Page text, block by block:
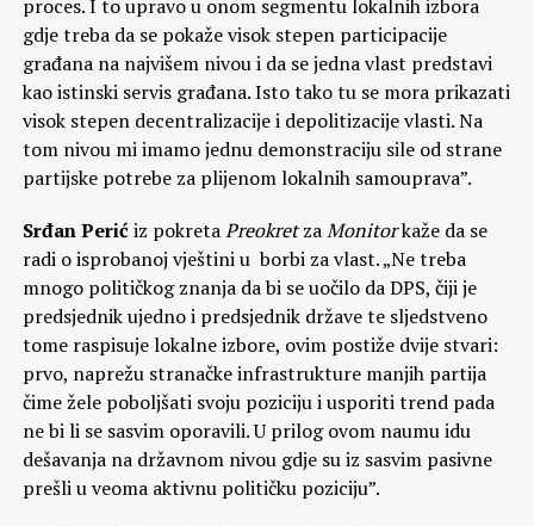
proces. I to upravo u onom segmentu lokalnih izbora
gdje treba da se pokaže visok stepen participacije
građana na najvišem nivou i da se jedna vlast predstavi
kao istinski servis građana. Isto tako tu se mora prikazati
visok stepen decentralizacije i depolitizacije vlasti. Na
tom nivou mi imamo jednu demonstraciju sile od strane
partijske potrebe za plijenom lokalnih samouprava”.
Srđan Perićiz pokretaPreokretzaMonitorkaže da se
radi o isprobanoj vještini u borbi za vlast. „Ne treba
mnogo političkog znanja da bi se uočilo da DPS, čiji je
predsjednik ujedno i predsjednik države te sljedstveno
tome raspisuje lokalne izbore, ovim postiže dvije stvari:
prvo, naprežu stranačke infrastrukture manjih partija
čime žele poboljšati svoju poziciju i usporiti trend pada
ne bi li se sasvim oporavili. U prilog ovom naumu idu
dešavanja na državnom nivou gdje su iz sasvim pasivne
prešli u veoma aktivnu političku poziciju”.